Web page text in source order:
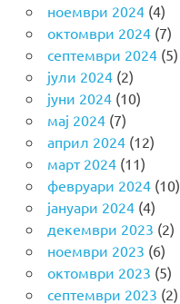
ноември 2024(4)
октомври 2024(7)
септември 2024(5)
јули 2024(2)
јуни 2024(10)
мај 2024(7)
април 2024(12)
март 2024(11)
февруари 2024(10)
јануари 2024(4)
декември 2023 (2)
ноември 2023 (6)
октомври 2023 (5)
септември 2023 (2)